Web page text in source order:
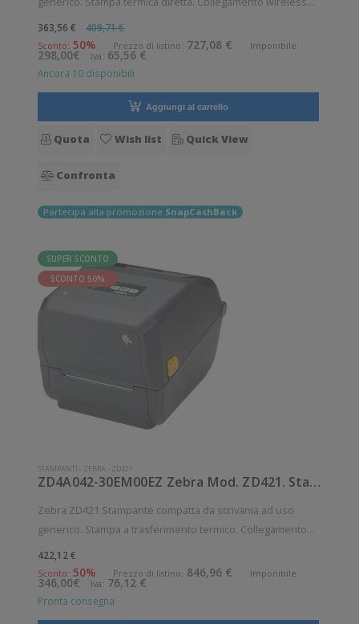
senza fili. Velocità di stampa: 152 mm/sec Risoluzione di
stampa: 8 dot/mm Wireless: Presente Supporto di stampa:
Braccialetti, Carta in
363,56 € 409,71 €
Sconto: 50% Prezzo di listino: 727,08 € Imponibile:
298,00€ Iva: 65,56 €
Ancora 10 disponibili
Aggiungi al carrello
Quota Wish list Quick View
Confronta
Partecipa alla promozione SnapCashBack
SUPER SCONTO
SCONTO 50%
STAMPANTI - ZEBRA - ZD421
ZD4A042-30EM00EZ Zebra Mod. ZD421. Stampante di etichette.
Zebra ZD421 Stampante compatta da scrivania ad uso
generico. Stampa a trasferimento termico. Collegamento
wireless senza fili. Velocità di stampa: 152 mm/sec
Risoluzione di stampa: 8 dot/mm Wireless: Presente
Supporto di stampa: Braccialetti,
422,12 €
Sconto: 50% Prezzo di listino: 846,96 € Imponibile:
346,00€ Iva: 76,12 €
Pronta consegna